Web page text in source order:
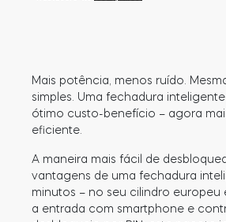
Mais potência, menos ruído.
simples. Uma fechadura
ótimo custo-benefício – agora
eficiente.
A maneira mais fácil de
vantagens de uma fechadura
minutos – no seu cilindro europeu
a entrada com smartphone e